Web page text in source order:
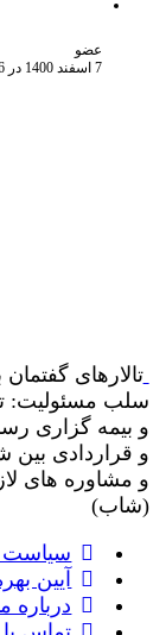
عضو
7 اسفند 1400 در 5:56 بعد از ظهر
تالارهای
سلب مسئولیت:
و بیمه گزاری
و قراردادی بین
(شاب)
آیین
درباره